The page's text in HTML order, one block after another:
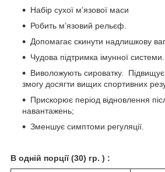
Набір сухої м’язової маси
Робить м’язовий рельєф.
Допомагає скинути надлишкову
Чудова підтримка імунної системи.
Виволожують сироватку. Підвищує
змогу досягти вищих спортивних
Прискорює період відновлення
навантажень;
Зменшує симптоми регуляції.
В одній порції (30) гр. ) :